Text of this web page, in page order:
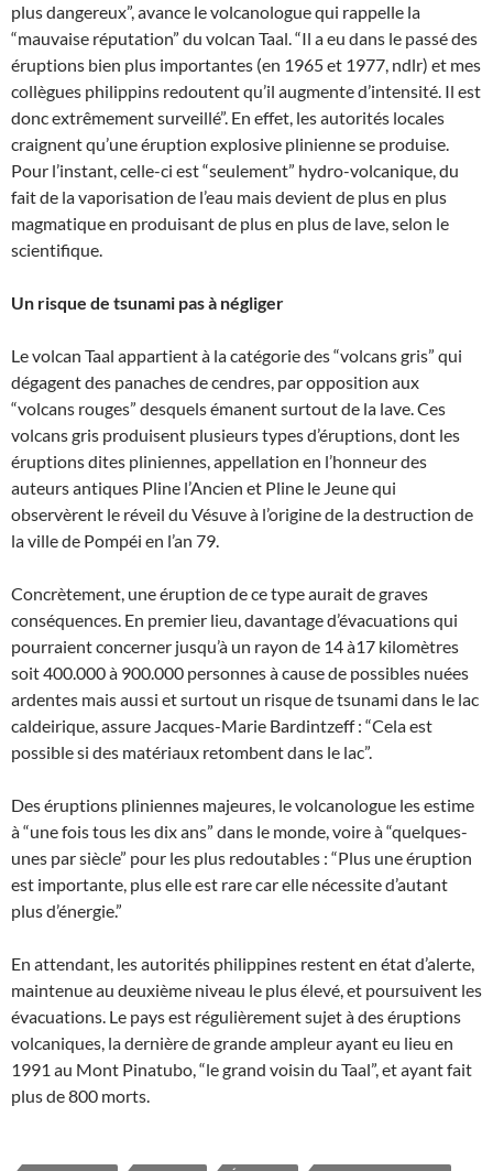
plus dangereux”, avance le volcanologue qui rappelle la
“mauvaise réputation” du volcan Taal. “Il a eu dans le passé des
éruptions bien plus importantes (en 1965 et 1977, ndlr) et mes
collègues philippins redoutent qu’il augmente d’intensité. Il est
donc extrêmement surveillé”. En effet, les autorités locales
craignent qu’une éruption explosive plinienne se produise.
Pour l’instant, celle-ci est “seulement” hydro-volcanique, du
fait de la vaporisation de l’eau mais devient de plus en plus
magmatique en produisant de plus en plus de lave, selon le
scientifique.
Un risque de tsunami pas à négliger
Le volcan Taal appartient à la catégorie des “volcans gris” qui
dégagent des panaches de cendres, par opposition aux
“volcans rouges” desquels émanent surtout de la lave. Ces
volcans gris produisent plusieurs types d’éruptions, dont les
éruptions dites pliniennes, appellation en l’honneur des
auteurs antiques Pline l’Ancien et Pline le Jeune qui
observèrent le réveil du Vésuve à l’origine de la destruction de
la ville de Pompéi en l’an 79.
Concrètement, une éruption de ce type aurait de graves
conséquences. En premier lieu, davantage d’évacuations qui
pourraient concerner jusqu’à un rayon de 14 à17 kilomètres
soit 400.000 à 900.000 personnes à cause de possibles nuées
ardentes mais aussi et surtout un risque de tsunami dans le lac
caldeirique, assure Jacques-Marie Bardintzeff : “Cela est
possible si des matériaux retombent dans le lac”.
Des éruptions pliniennes majeures, le volcanologue les estime
à “une fois tous les dix ans” dans le monde, voire à “quelques-
unes par siècle” pour les plus redoutables : “Plus une éruption
est importante, plus elle est rare car elle nécessite d’autant
plus d’énergie.”
En attendant, les autorités philippines restent en état d’alerte,
maintenue au deuxième niveau le plus élevé, et poursuivent les
évacuations. Le pays est régulièrement sujet à des éruptions
volcaniques, la dernière de grande ampleur ayant eu lieu en
1991 au Mont Pinatubo, “le grand voisin du Taal”, et ayant fait
plus de 800 morts.